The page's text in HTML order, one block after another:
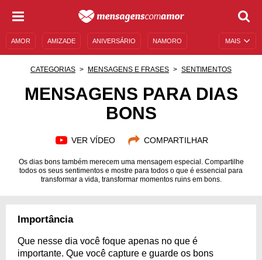
MAIS
AMOR AMIZADE ANIVERSÁRIO NAMORO
MENSAGENS DE ANIVERSÁRIO
CATEGORIAS MENSAGENS E FRASES SENTIMENTOS
MENSAGENS PARA DIAS
BONS
VER VÍDEO COMPARTILHAR
Os dias bons também merecem uma mensagem especial. Compartilhe
todos os seus sentimentos e mostre para todos o que é essencial para
transformar a vida, transformar momentos ruins em bons.
Importância
Que nesse dia você foque apenas no que é
importante. Que você capture e guarde os bons